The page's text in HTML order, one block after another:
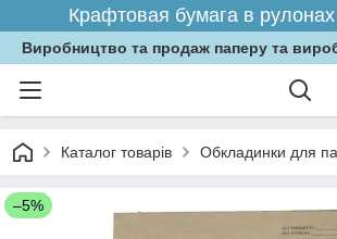
Крафтовая бумага в
Виробництво та продаж паперу та
Каталог товарів Обкладинки для
–5%